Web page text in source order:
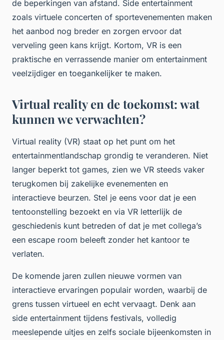
de beperkingen van afstand. Side entertainment
zoals virtuele concerten of sportevenementen maken
het aanbod nog breder en zorgen ervoor dat
verveling geen kans krijgt. Kortom, VR is een
praktische en verrassende manier om entertainment
veelzijdiger en toegankelijker te maken.
Virtual reality en de toekomst: wat
kunnen we verwachten?
Virtual reality (VR) staat op het punt om het
entertainmentlandschap grondig te veranderen. Niet
langer beperkt tot games, zien we VR steeds vaker
terugkomen bij zakelijke evenementen en
interactieve beurzen. Stel je eens voor dat je een
tentoonstelling bezoekt en via VR letterlijk de
geschiedenis kunt betreden of dat je met collega’s
een escape room beleeft zonder het kantoor te
verlaten.
De komende jaren zullen nieuwe vormen van
interactieve ervaringen populair worden, waarbij de
grens tussen virtueel en echt vervaagt. Denk aan
side entertainment tijdens festivals, volledig
meeslepende uitjes en zelfs sociale bijeenkomsten in